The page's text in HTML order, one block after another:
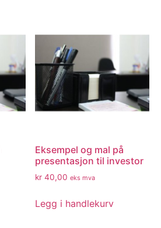
Eksempel og mal på
presentasjon til investor
kr 40,00 eks mva
Legg i handlekurv